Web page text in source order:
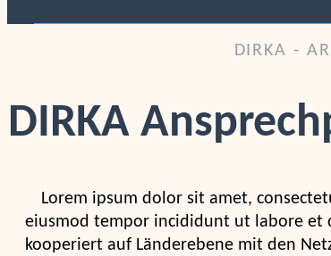
DIRKA -
DIRKA
Lorem ipsum dolor sit amet,
eiusmod tempor incididunt ut labore et
kooperiert auf Länderebene mit den